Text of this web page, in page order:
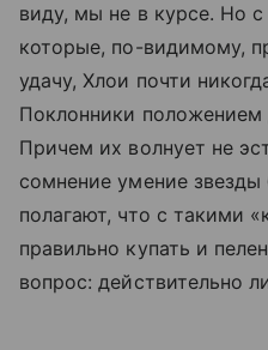
виду, мы не в курсе. Но
которые, по-видимому,
удачу, Хлои почти
Поклонники положением
Причем их волнует не
сомнение умение
полагают, что с такими
правильно купать и
вопрос: действительно